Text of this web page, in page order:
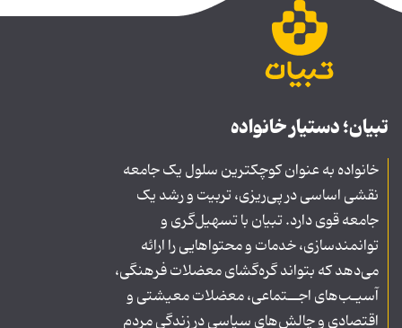
تبیان؛ دستیار خانواده
خانواده به عنوان کوچکترین سلول یک جامعه
نقشی اساسی در پی‌ریزی، تربیت و رشد یک
جامعه قوی دارد. تبیان با تسهیل‌گری و
توانمندسازی، خدمات و محتواهایی را ارائه
می‌دهد که بتواند گره‌گشای معضلات فرهنگی،
آسیـب‌های اجــتماعی، معضلات معیشتی و
اقتصادی و چالش‌های سیاسی در زندگی مردم